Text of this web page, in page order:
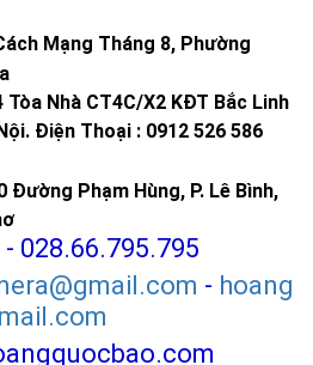
Mạng Tháng 8, Phường
Tòa Nhà CT4C/X2 KĐT Bắc Linh
Điện Thoại : 0912 526 586
Đường Phạm Hùng, P. Lê Bình,
028.66.795.795
- hoang